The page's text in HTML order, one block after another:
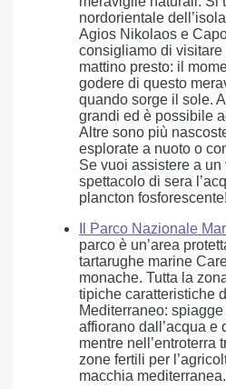
nordorientale
Agios Nikolaos e
consigliamo di visitare
mattino presto: il
godere di questo
quando sorge il sole.
grandi ed è possibile
Altre sono più
esplorate a nuoto o
Se vuoi assistere a un
spettacolo di sera
plancton fosforescente!
Il Parco Nazionale
parco è un’area
tartarughe marine
monache. Tutta la
tipiche caratteristiche
Mediterraneo:
affiorano dall’acqua e
mentre nell’entroterra
zone fertili per
macchia mediterranea.